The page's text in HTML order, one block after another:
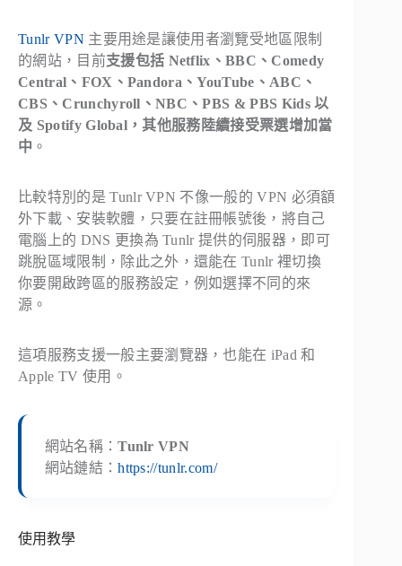
Tunlr VPN 主要用途是讓使用者瀏覽受地區限制
的網站，目前支援包括 Netflix、BBC、Comedy
Central、FOX、Pandora、YouTube、ABC、
CBS、Crunchyroll、NBC、PBS & PBS Kids 以
及 Spotify Global，其他服務陸續接受票選增加當
中 。
比較特別的是 Tunlr VPN 不像一般的 VPN 必須額
外下載、安裝軟體，只要在註冊帳號後，將自己
電腦上的 DNS 更換為 Tunlr 提供的伺服器，即可
跳脫區域限制，除此之外，還能在 Tunlr 裡切換
你要開啟跨區的服務設定，例如選擇不同的來
源。
這項服務支援一般主要瀏覽器，也能在 iPad 和
Apple TV 使用。
網站名稱：Tunlr VPN
網站鏈結：https://tunlr.com/
使用教學